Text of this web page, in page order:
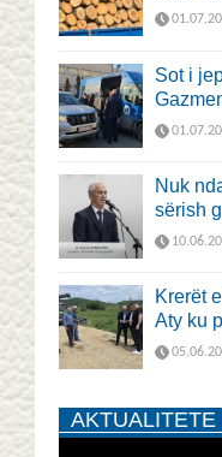
Sot i
Nuk
sërish
Krerët
Aty ku
AKTUALITETE